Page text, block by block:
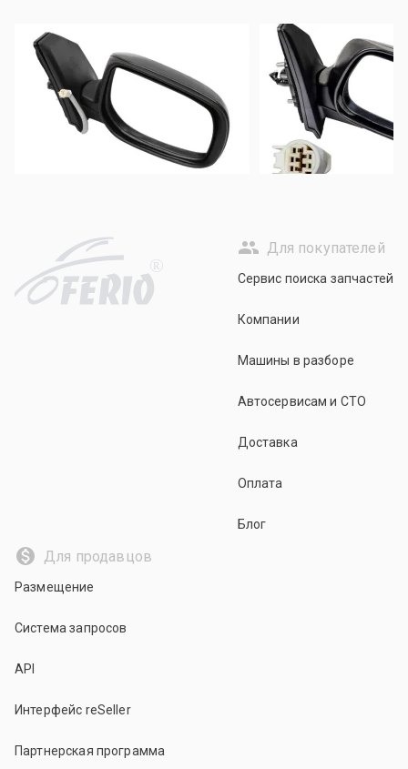
R
Для покупателей
Сервис поиска запчастей
Компании
Машины в разборе
Автосервисам и СТО
Доставка
Оплата
Блог
Для продавцов
Размещение
Система запросов
API
Интерфейс reSeller
Партнерская программа